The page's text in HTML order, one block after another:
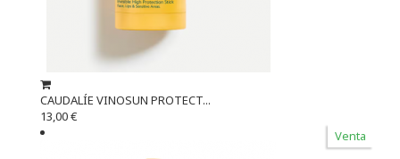
CAUDALÍE VINOSUN PROTECT...
13,00 €
Venta